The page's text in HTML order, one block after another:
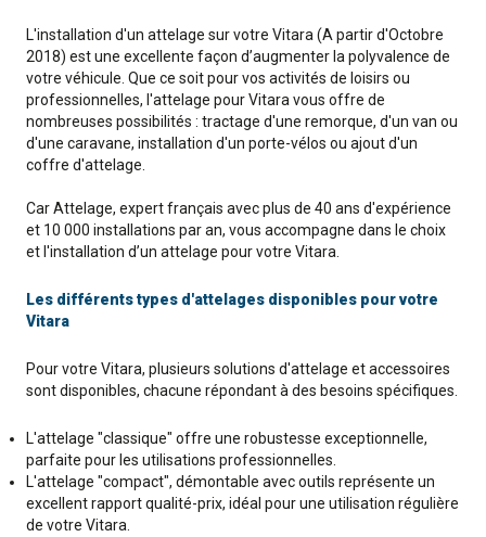
L'installation d'un attelage sur votre Vitara (A partir d'Octobre
2018) est une excellente façon d’augmenter la polyvalence de
votre véhicule. Que ce soit pour vos activités de loisirs ou
professionnelles, l'attelage pour Vitara vous offre de
nombreuses possibilités : tractage d'une remorque, d'un van ou
d'une caravane, installation d'un porte-vélos ou ajout d'un
coffre d'attelage.
Car Attelage, expert français avec plus de 40 ans d'expérience
et 10 000 installations par an, vous accompagne dans le choix
et l'installation d’un attelage pour votre Vitara.
Les différents types d'attelages disponibles pour votre
Vitara
Pour votre Vitara, plusieurs solutions d'attelage et accessoires
sont disponibles, chacune répondant à des besoins spécifiques.
L'attelage "classique" offre une robustesse exceptionnelle,
parfaite pour les utilisations professionnelles.
L'attelage "compact", démontable avec outils représente un
excellent rapport qualité-prix, idéal pour une utilisation régulière
de votre Vitara.